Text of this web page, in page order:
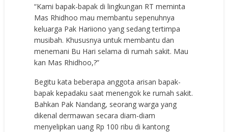
“Kami bapak-bapak di lingkungan RT meminta
Mas Rhidhoo mau membantu sepenuhnya
keluarga Pak Hariiono yang sedang tertimpa
musibah. Khususnya untuk membantu dan
menemani Bu Hari selama di rumah sakit. Mau
kan Mas Rhidhoo,?”
Begitu kata beberapa anggota arisan bapak-
bapak kepadaku saat menengok ke rumah sakit.
Bahkan Pak Nandang, seorang warga yang
dikenal dermawan secara diam-diam
menyelipkan uang Rp 100 ribu di kantong